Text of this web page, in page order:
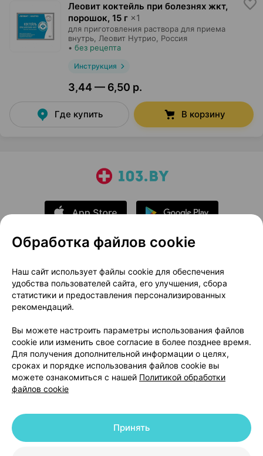
Леовит коктейль при болезнях жкт,
порошок, 15 г ×1
для приготовления раствора для приема
внутрь, Леовит Нутрио , Россия
• без рецепта
Инструкция
3,44 — 6,50 р.
Где купить В корзину
О проекте
Новости проекта
Размещение рекламы
Медицинский маркетинг
Публичный договор
Доставка
Способы оплаты
Вакансии
Партнеры
Написать руководителю 103.by
Написать в поддержку
Персональные настройки Cookie
© 2026 ООО «Артокс Лаб», УНП 191700409 | 220012, Республика Беларусь,
Обработка файлов cookie
Наш сайт использует файлы cookie для обеспечения
удобства пользователей сайта, его улучшения, сбора
статистики и предоставления персонализированных
рекомендаций.
Вы можете настроить параметры использования файлов
cookie или изменить свое согласие в более позднее время.
Для получения дополнительной информации о целях,
сроках и порядке использования файлов cookie вы
можете ознакомиться с нашей Политикой обработки
файлов cookie
Принять